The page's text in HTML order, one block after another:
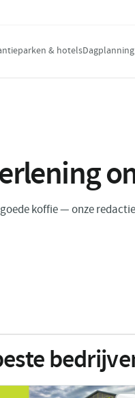
& hotelsDagplanning
koffie — onze